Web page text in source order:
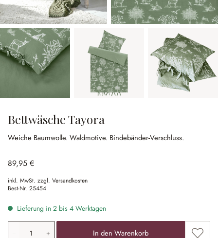
Bettwäsche Tayora
Weiche Baumwolle. Waldmotive. Bindebänder-Verschluss.
89,95 €
inkl. MwSt. zzgl. Versandkosten
Best-Nr. 25454
Lieferung in 2 bis 4 Werktagen
Produkt Anzahl: Gib den gewünschten Wert ein oder
In den Warenkorb Zum